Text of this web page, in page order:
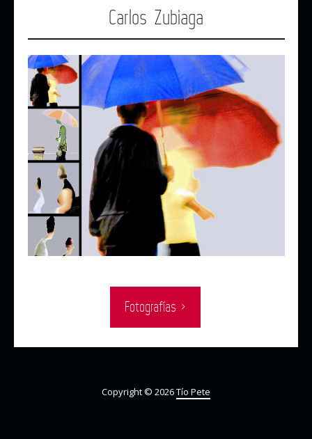
Carlos Zubiaga
Fotografías ›
Copyright © 2026Tío Pete